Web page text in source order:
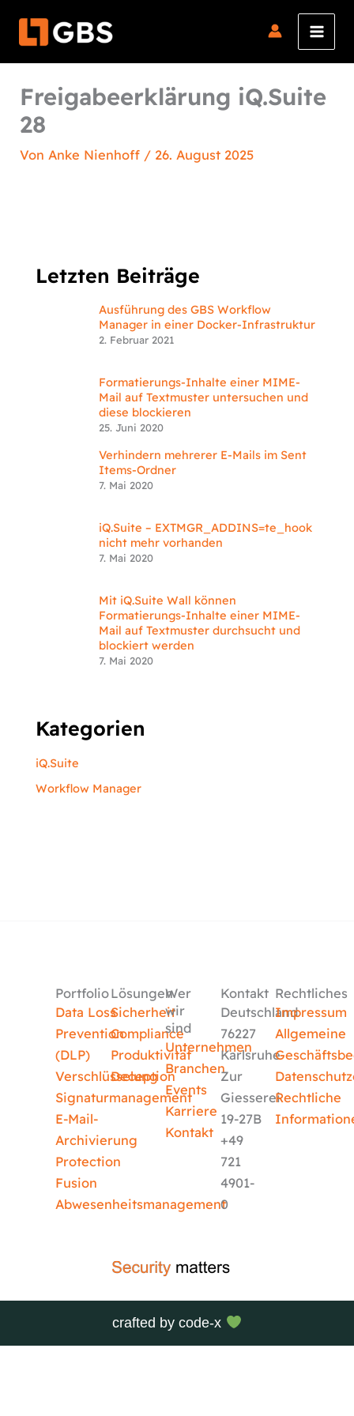
Inhalt
Freigabeerklärung iQ.Suite
28
Von Anke Nienhoff / 26. August 2025
Letzten Beiträge
Ausführung des GBS Workflow
Manager in einer Docker-Infrastruktur
2. Februar 2021
Formatierungs-Inhalte einer MIME-
Mail auf Textmuster untersuchen und
diese blockieren
25. Juni 2020
Verhindern mehrerer E-Mails im Sent
Items-Ordner
7. Mai 2020
iQ.Suite – EXTMGR_ADDINS=te_hook
nicht mehr vorhanden
7. Mai 2020
Mit iQ.Suite Wall können
Formatierungs-Inhalte einer MIME-
Mail auf Textmuster durchsucht und
blockiert werden
7. Mai 2020
Kategorien
iQ.Suite
Workflow Manager
Portfolio
Data Loss
Prevention
(DLP)
Verschlüsselung
Signaturmanagement
E-Mail-
Archivierung
Protection
Fusion
Abwesenheitsmanagement
Lösungen
Sicherheit
Compliance
Produktivität
Deception
Wer
wir
sind
Unternehmen
Branchen
Events
Karriere
Kontakt
Kontakt
Deutschland
76227
Karlsruhe
Zur
Giesserei
19-27B
+49
721
4901-
0
Rechtliches
Impressum
Allgemeine
Rechtliche
crafted bycode-x